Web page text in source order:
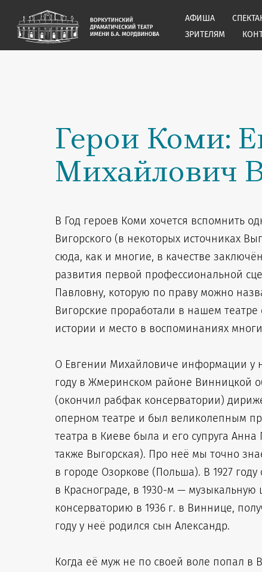
АФИША
ЗРИТЕЛЯМ
Герои Коми:
Михайлович
В Год героев Коми хочется вспомнить
Вигорского (в некоторых источниках
сюда, как и многие, в качестве
развития первой профессиональной
Павловну, которую по праву можно
Вигорские проработали в нашем
истории и место в воспоминаниях
О Евгении Михайловиче информации у
году в Жмеринском районе Винницкой
(окончил рабфак консерватории)
оперном театре и был великолепным
театра в Киеве была и его супруга
также Выгорская). Про неё мы точно
в городе Озоркове (Польша). В 1927
в Краснограде, в 1930-м —
консерваторию в 1936 г. в Виннице,
году у неё родился сын Александр.
Когда её муж не по своей воле попал в